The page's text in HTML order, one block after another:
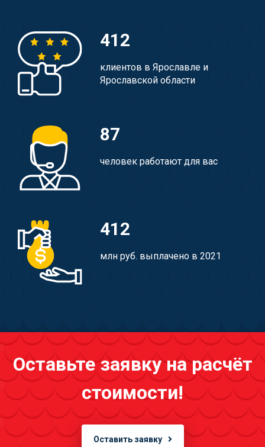
412
клиентов в Ярославле и
Ярославской области
87
человек работают для вас
412
млн руб. выплачено в 2021
Оставьте заявку на расчёт
стоимости!
Оставить заявку